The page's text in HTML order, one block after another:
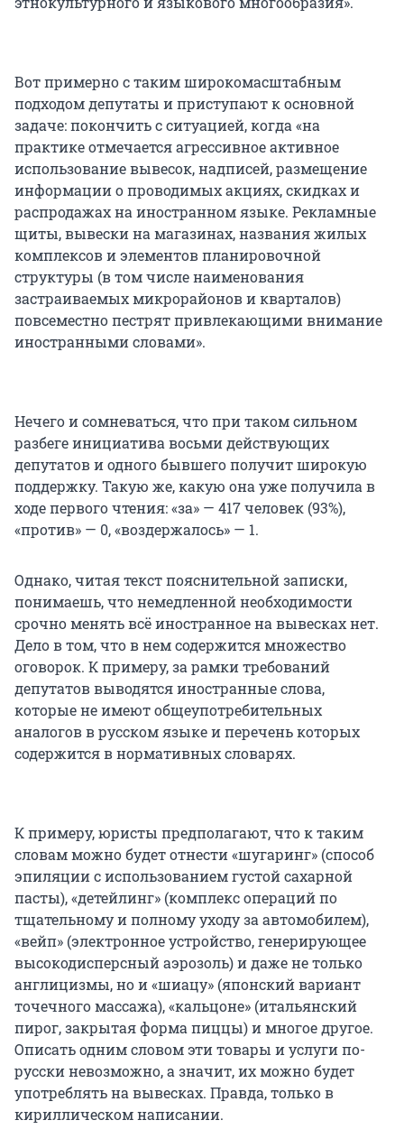
Вот примерно с таким широкомасштабным
подходом депутаты и приступают к основной
задаче: покончить с ситуацией, когда «на
практике отмечается агрессивное активное
использование вывесок, надписей, размещение
информации о проводимых акциях, скидках и
распродажах на иностранном языке. Рекламные
щиты, вывески на магазинах, названия жилых
комплексов и элементов планировочной
структуры (в том числе наименования
застраиваемых микрорайонов и кварталов)
повсеместно пестрят привлекающими внимание
иностранными словами».
Нечего и сомневаться, что при таком сильном
разбеге инициатива восьми действующих
депутатов и одного бывшего получит широкую
поддержку. Такую же, какую она уже получила в
ходе первого чтения: «за» — 417 человек (93%),
«против» — 0, «воздержалось» — 1.
Однако, читая текст пояснительной записки,
понимаешь, что немедленной необходимости
срочно менять всё иностранное на вывесках нет.
Дело в том, что в нем содержится множество
оговорок. К примеру, за рамки требований
депутатов выводятся иностранные слова,
которые не имеют общеупотребительных
аналогов в русском языке и перечень которых
содержится в нормативных словарях.
К примеру, юристы предполагают, что к таким
словам можно будет отнести «шугаринг» (способ
эпиляции с использованием густой сахарной
пасты), «детейлинг» (комплекс операций по
тщательному и полному уходу за автомобилем),
«вейп» (электронное устройство, генерирующее
высокодисперсный аэрозоль) и даже не только
англицизмы, но и «шиацу» (японский вариант
точечного массажа), «кальцоне» (итальянский
пирог, закрытая форма пиццы) и многое другое.
Описать одним словом эти товары и услуги по-
русски невозможно, а значит, их можно будет
употреблять на вывесках. Правда, только в
кириллическом написании.